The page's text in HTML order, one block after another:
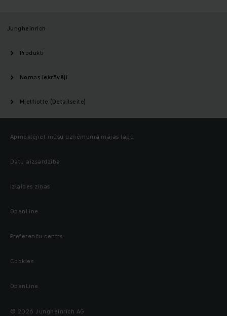
Jungheinrich
Produkti
Nomas iekrāvēji
Mietflotte (Detailseite)
Apmeklējiet mūsu uzņēmuma mājas lapu
Datu aizsardzība
Izlaides ziņas
OpenLine
Preferenču centrs
Cookies
OpenLine
© 2026 Jungheinrich AG